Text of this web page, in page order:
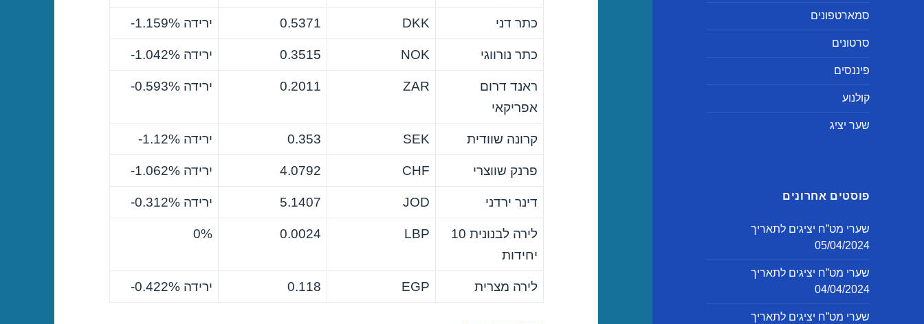
סמארטפונים
סרטונים
פיננסים
קולנוע
שער יציג
פוסטים אחרונים
שערי מט”ח יציגים לתאריך
05/04/2024
שערי מט”ח יציגים לתאריך
04/04/2024
שערי מט”ח יציגים לתאריך
כתר דני DKK
0.5371 ירידה ‎-1.159%
כתר נורווגי NOK
0.3515 ירידה ‎-1.042%
ראנד דרום
אפריקאי
ZAR
0.2011 ירידה ‎-0.593%
קרונה שוודית SEK
0.353 ירידה ‎-1.12%
פרנק שווצרי CHF
4.0792 ירידה ‎-1.062%
דינר ירדני JOD
5.1407 ירידה ‎-0.312%
לירה לבנונית 10
יחידות
LBP
0.0024
0%
לירה מצרית EGP
0.118 ירידה ‎-0.422%